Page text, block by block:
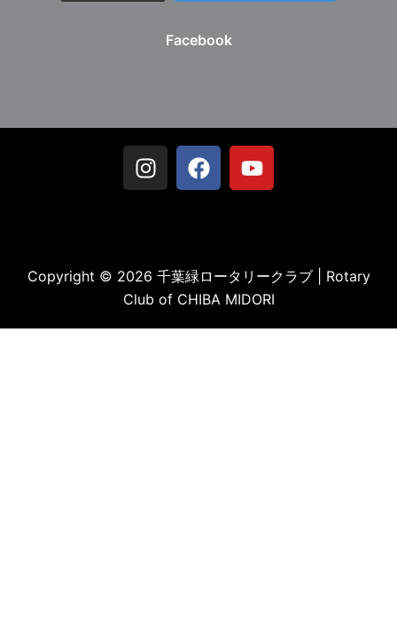
Facebook
Copyright © 2026 千葉緑ロータリークラブ | Rotary
Club of CHIBA MIDORI